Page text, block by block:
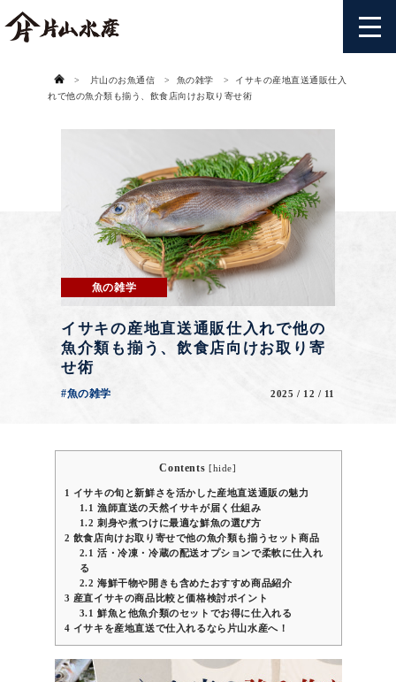
> 片山のお魚通信 > 魚の雑学 >
イサキの産地直送通販仕入
れで他の魚介類も揃う、飲食店向けお取り寄せ術
魚の雑学
イサキの産地直送通販仕入れで他の
魚介類も揃う、飲食店向けお取り寄
せ術
#魚の雑学 2025 / 12 / 11
Contents [hide]
1 イサキの旬と新鮮さを活かした産地直送通販の魅力
1.1 漁師直送の天然イサキが届く仕組み
1.2 刺身や煮つけに最適な鮮魚の選び方
2 飲食店向けお取り寄せで他の魚介類も揃うセット商品
2.1 活・冷凍・冷蔵の配送オプションで柔軟に仕入れ
る
2.2 海鮮干物や開きも含めたおすすめ商品紹介
3 産直イサキの商品比較と価格検討ポイント
3.1 鮮魚と他魚介類のセットでお得に仕入れる
4 イサキを産地直送で仕入れるなら片山水産へ！